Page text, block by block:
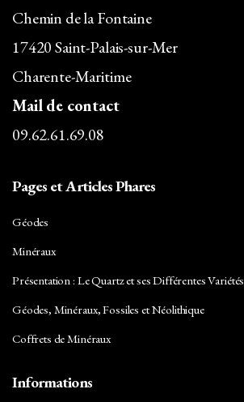
Chemin de la Fontaine
17420 Saint-Palais-sur-Mer
Charente-Maritime
Mail de contact
09.62.61.69.08
Pages et Articles Phares
Géodes
Minéraux
Présentation : Le Quartz et ses Différentes Variétés
Géodes, Minéraux, Fossiles et Néolithique
Coffrets de Minéraux
Informations